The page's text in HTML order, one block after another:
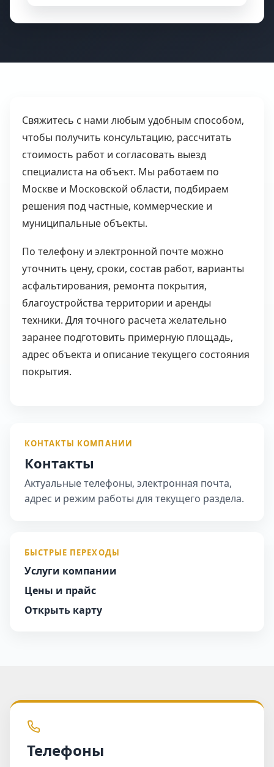
Свяжитесь с нами любым удобным способом,
чтобы получить консультацию, рассчитать
стоимость работ и согласовать выезд
специалиста на объект. Мы работаем по
Москве и Московской области, подбираем
решения под частные, коммерческие и
муниципальные объекты.
По телефону и электронной почте можно
уточнить цену, сроки, состав работ, варианты
асфальтирования, ремонта покрытия,
благоустройства территории и аренды
техники. Для точного расчета желательно
заранее подготовить примерную площадь,
адрес объекта и описание текущего состояния
покрытия.
КОНТАКТЫ КОМПАНИИ
Контакты
Актуальные телефоны, электронная почта,
адрес и режим работы для текущего раздела.
БЫСТРЫЕ ПЕРЕХОДЫ
Услуги компании
Цены и прайс
Открыть карту
Телефоны